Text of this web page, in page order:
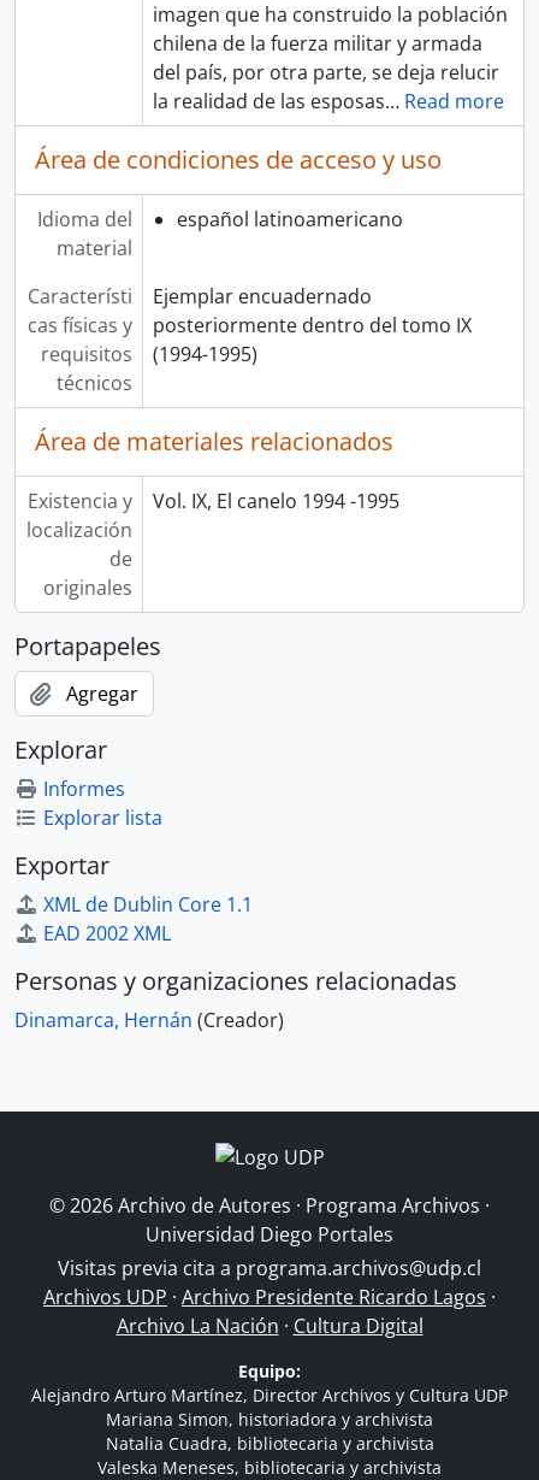
imagen que ha construido la población
chilena de la fuerza militar y armada
del país, por otra parte, se deja relucir
la realidad de las esposas… Read more
Área de condiciones de acceso y uso
Idioma del
material
español latinoamericano
Característi
cas físicas y
requisitos
técnicos
Ejemplar encuadernado
posteriormente dentro del tomo IX
(1994-1995)
Área de materiales relacionados
Existencia y
localización
de
originales
Vol. IX, El canelo 1994 -1995
Portapapeles
Agregar
Explorar
Informes
Explorar lista
Exportar
XML de Dublin Core 1.1
EAD 2002 XML
Personas y organizaciones relacionadas
Dinamarca, Hernán (Creador)
© 2026 Archivo de Autores · Programa Archivos ·
Universidad Diego Portales
Visitas previa cita a programa.archivos@udp.cl
Archivos UDP · Archivo Presidente Ricardo Lagos ·
Archivo La Nación · Cultura Digital
Equipo:
Alejandro Arturo Martínez, Director Archivos y Cultura UDP
Mariana Simon, historiadora y archivista
Natalia Cuadra, bibliotecaria y archivista
Valeska Meneses, bibliotecaria y archivista